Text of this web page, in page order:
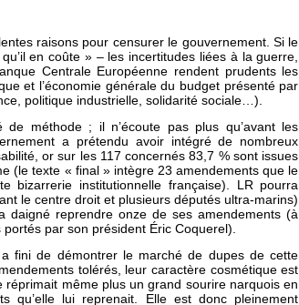
raisons pour censurer le gouvernement. Si le
en coûte » – les incertitudes liées à la guerre,
Centrale Européenne rendent prudents les
et l’économie générale du budget présenté par
politique industrielle, solidarité sociale…).
de méthode ; il n’écoute pas plus qu’avant les
a prétendu avoir intégré de nombreux
or sur les 117 concernés 83,7 % sont issues
(le texte « final » intègre 23 amendements que le
bizarrerie institutionnelle française). LR pourra
le centre droit et plusieurs députés ultra-marins)
reprendre onze de ses amendements (à
par son président Éric Coquerel).
a fini de démontrer le marché de dupes de cette
tolérés, leur caractère cosmétique est
réprimait même plus un grand sourire narquois en
qu’elle lui reprenait. Elle est donc pleinement